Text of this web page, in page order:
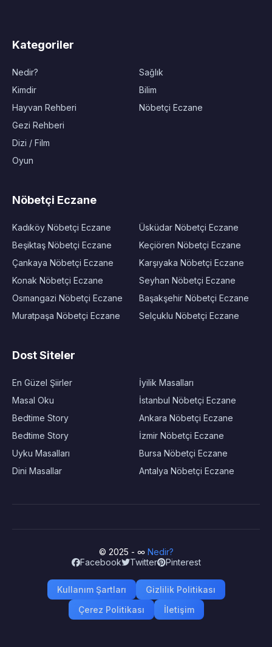
Kategoriler
Nedir?
Kimdir
Hayvan Rehberi
Gezi Rehberi
Dizi / Film
Oyun
Sağlık
Bilim
Nöbetçi Eczane
Nöbetçi Eczane
Kadıköy Nöbetçi Eczane
Beşiktaş Nöbetçi Eczane
Çankaya Nöbetçi Eczane
Konak Nöbetçi Eczane
Osmangazi Nöbetçi Eczane
Muratpaşa Nöbetçi Eczane
Üsküdar Nöbetçi Eczane
Keçiören Nöbetçi Eczane
Karşıyaka Nöbetçi Eczane
Seyhan Nöbetçi Eczane
Başakşehir Nöbetçi Eczane
Selçuklu Nöbetçi Eczane
Dost Siteler
En Güzel Şiirler
Masal Oku
Bedtime Story
Bedtime Story
Uyku Masalları
Dini Masallar
İyilik Masalları
İstanbul Nöbetçi Eczane
Ankara Nöbetçi Eczane
İzmir Nöbetçi Eczane
Bursa Nöbetçi Eczane
Antalya Nöbetçi Eczane
© 2025 - ∞ Nedir?
Facebook
Twitter Pinterest
Kullanım Şartları
Gizlilik Politikası
Çerez Politikası
İletişim